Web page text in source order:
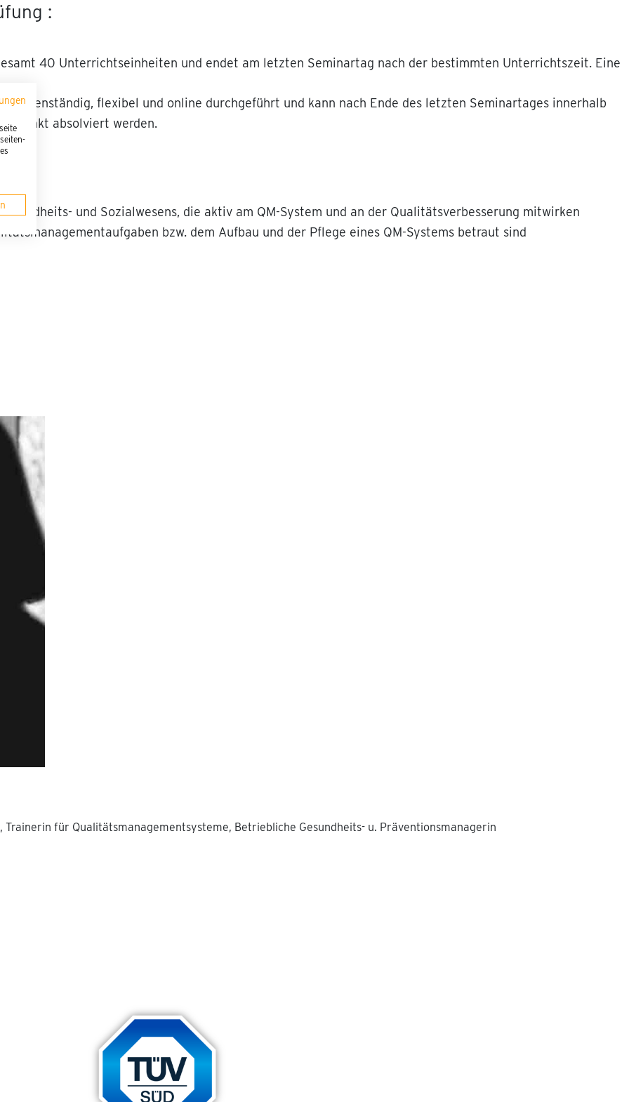
:
40 Unterrichtseinheiten und endet am letzten Seminartag nach der bestimmten Unterrichtszeit. Eine
eigenständig, flexibel und online durchgeführt und kann nach Ende des letzten Seminartages innerhalb
absolviert werden.
und Sozialwesens, die aktiv am QM-System und an der Qualitätsverbesserung mitwirken
bzw. dem Aufbau und der Pflege eines QM-Systems betraut sind
für Qualitätsmanagementsysteme, Betriebliche Gesundheits- u. Präventionsmanagerin